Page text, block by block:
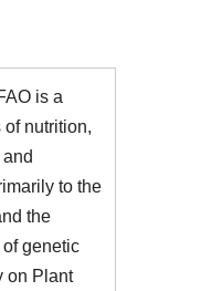
is a
nutrition,
to the
the
genetic
on Plant